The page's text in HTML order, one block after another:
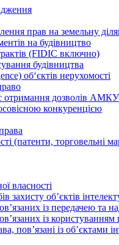
прав на земельну
на будівництво
(FIDIC включно)
будівництва
об‘єктів нерухомості
дозволів АМКУ
конкуренцією
(патенти, торговельні
власності
захисту об’єктів
із передачею та
із
пов’язані із об’єктами